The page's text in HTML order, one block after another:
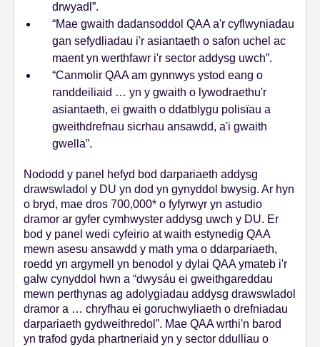
drwyadl”.
“Mae gwaith dadansoddol QAA a'r cyflwyniadau
gan sefydliadau i'r asiantaeth o safon uchel ac
maent yn werthfawr i'r sector addysg uwch”.
“Canmolir QAA am gynnwys ystod eang o
randdeiliaid … yn y gwaith o lywodraethu'r
asiantaeth, ei gwaith o ddatblygu polisïau a
gweithdrefnau sicrhau ansawdd, a'i gwaith
gwella”.
Nododd y panel hefyd bod darpariaeth addysg
drawswladol y DU yn dod yn gynyddol bwysig. Ar hyn
o bryd, mae dros 700,000* o fyfyrwyr yn astudio
dramor ar gyfer cymhwyster addysg uwch y DU. Er
bod y panel wedi cyfeirio at waith estynedig QAA
mewn asesu ansawdd y math yma o ddarpariaeth,
roedd yn argymell yn benodol y dylai QAA ymateb i'r
galw cynyddol hwn a “dwysáu ei gweithgareddau
mewn perthynas ag adolygiadau addysg drawswladol
dramor a … chryfhau ei goruchwyliaeth o drefniadau
darpariaeth gydweithredol”. Mae QAA wrthi'n barod
yn trafod gyda phartneriaid yn y sector ddulliau o